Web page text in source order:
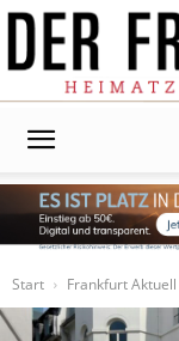
Start
Frankfurt Aktuell